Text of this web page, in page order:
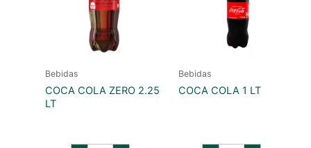
Bebidas
COCA COLA ZERO 2.25
LT
Bebidas
COCA COLA 1 LT